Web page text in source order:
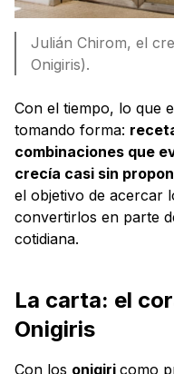
Julián Chirom, el
Onigiris).
Con el tiempo, lo que
tomando forma:
combinaciones que
crecía casi sin
el objetivo de acercar
convertirlos en parte
cotidiana.
La carta: el
Onigiris
Con los onigiri como